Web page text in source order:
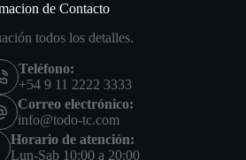
de Contacto
todos los detalles.
Teléfono:
+54 9 11 2222 3333
Correo electrónico:
info@todo-tc.com
Horario de atención:
Lun-Sab 10:00 a 20:00